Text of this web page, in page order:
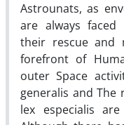
Astrounats, as
are always faced
their rescue and
forefront of
outer Space
generalis and The
lex especialis